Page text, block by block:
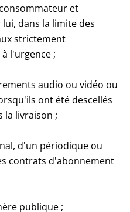
et
dans la limite des
strictement
l'urgence ;
audio ou vidéo ou
ont été descellés
la livraison ;
d'un périodique ou
contrats d'abonnement
publique ;